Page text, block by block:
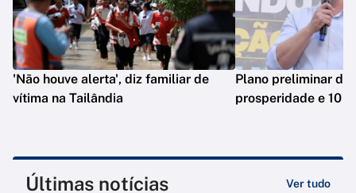
'Não houve alerta', diz familiar de
vítima na Tailândia
Plano preliminar de
prosperidade e 10
Últimas notícias Ver tudo